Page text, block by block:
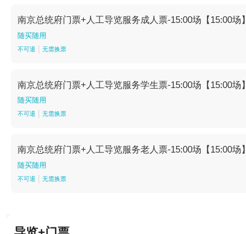
南京总统府门票+人工导览服务成人票-15:00场【15:00场】
随买随用
不可退 无需换票
南京总统府门票+人工导览服务学生票-15:00场【15:00场】
随买随用
不可退 无需换票
南京总统府门票+人工导览服务老人票-15:00场【15:00场】
随买随用
不可退 无需换票